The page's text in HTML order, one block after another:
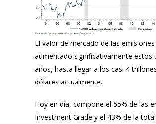
El valor de mercado de las
aumentado significativamente estos
años, hasta llegar a los casi 4
dólares actualmente.
Hoy en día, compone el 55% de las
Investment Grade y el 43% de la